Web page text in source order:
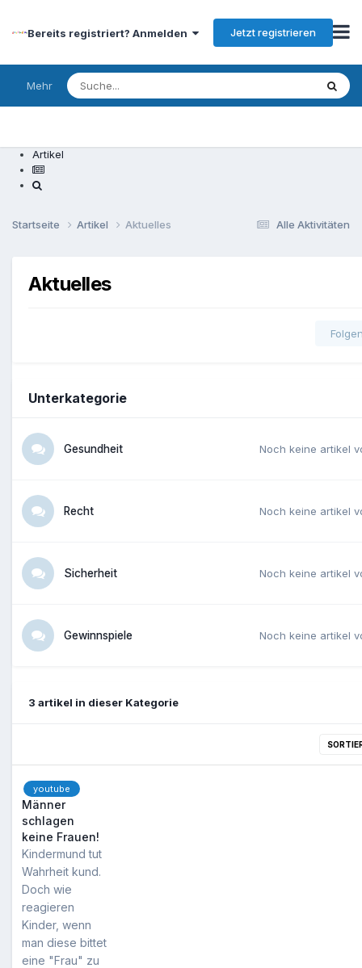
Bereits registriert? Anmelden Jetzt registrieren
Mehr
Artikel
Alle Aktivitäten
Startseite Artikel Aktuelles
Aktuelles
Unterkategorie
Gesundheit Noch keine artikel
Recht Noch keine artikel
Sicherheit Noch keine artikel
Gewinnspiele Noch keine artikel
3 artikel in dieser Kategorie
youtube
Männer
schlagen
keine Frauen!
Kindermund tut
Wahrheit kund.
Doch wie
reagieren
Kinder, wenn
man diese bittet
eine "Frau" zu